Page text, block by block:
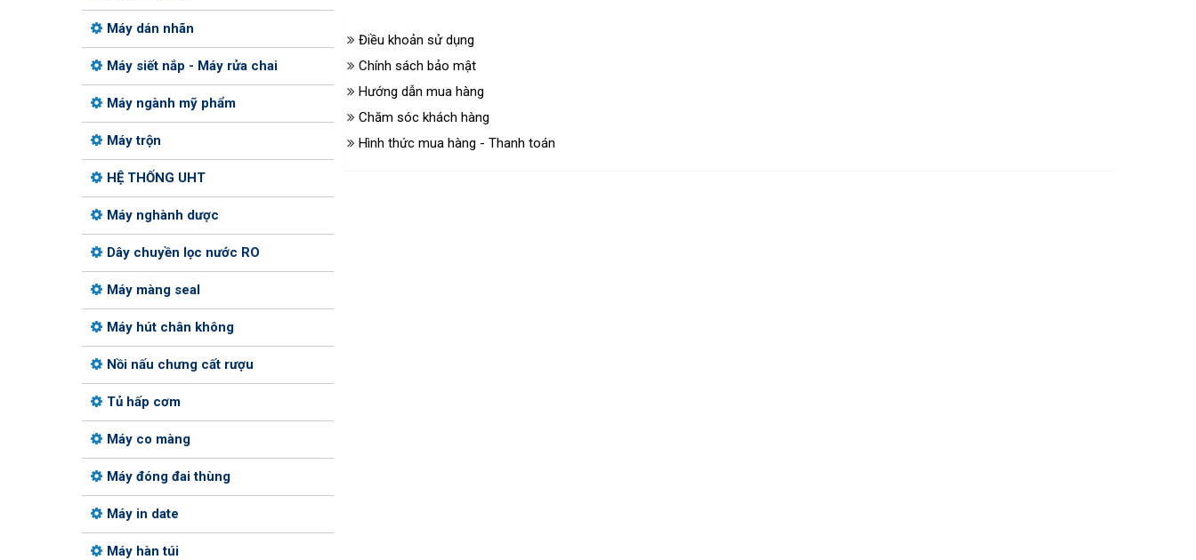
Điều khoản sử dụng
Chính sách bảo mật
Hướng dẫn mua hàng
Chăm sóc khách hàng
Hình thức mua hàng - Thanh toán
Máy dán nhãn
Máy siết nắp - Máy rửa chai
Máy ngành mỹ phẩm
Máy trộn
HỆ THỐNG UHT
Máy nghành dược
Dây chuyền lọc nước RO
Máy màng seal
Máy hút chân không
Nồi nấu chưng cất rượu
Tủ hấp cơm
Máy co màng
Máy đóng đai thùng
Máy in date
Máy hàn túi